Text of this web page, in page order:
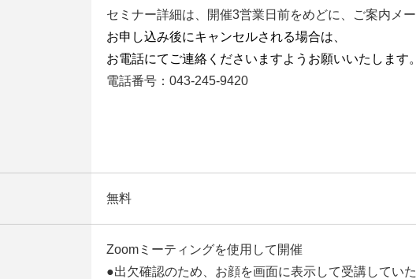
セミナー詳細は、開催3営業日前をめどに、ご案内メ
お申し込み後にキャンセルされる場合は、
お電話にてご連絡くださいますようお願いいたします
電話番号：043-245-9420
無料
Zoomミーティングを使用して開催
●出欠確認のため、お顔を画面に表示して受講してい